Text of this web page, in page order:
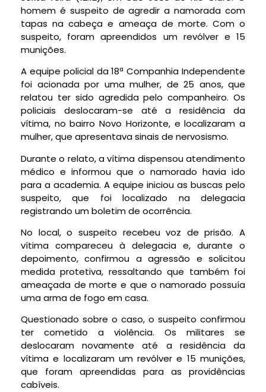
homem é suspeito de agredir a namorada com
tapas na cabeça e ameaça de morte. Com o
suspeito, foram apreendidos um revólver e 15
munições.
A equipe policial da 18ª Companhia Independente
foi acionada por uma mulher, de 25 anos, que
relatou ter sido agredida pelo companheiro. Os
policiais deslocaram-se até a residência da
vítima, no bairro Novo Horizonte, e localizaram a
mulher, que apresentava sinais de nervosismo.
Durante o relato, a vítima dispensou atendimento
médico e informou que o namorado havia ido
para a academia. A equipe iniciou as buscas pelo
suspeito, que foi localizado na delegacia
registrando um boletim de ocorrência.
No local, o suspeito recebeu voz de prisão. A
vítima compareceu à delegacia e, durante o
depoimento, confirmou a agressão e solicitou
medida protetiva, ressaltando que também foi
ameaçada de morte e que o namorado possuía
uma arma de fogo em casa.
Questionado sobre o caso, o suspeito confirmou
ter cometido a violência. Os militares se
deslocaram novamente até a residência da
vítima e localizaram um revólver e 15 munições,
que foram apreendidas para as providências
cabíveis.